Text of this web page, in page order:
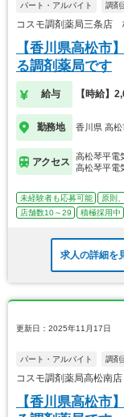
パート・アルバイト 調剤
コスモ調剤薬局三条店
【香川県高松市
る調剤薬局です
給与 【時給】
勤務地 香川県 高松
アクセス
高松琴平電
高松琴平電
未経験者も応募可能 原則
店舗数10～29
積極採用中
求人の詳細を
更新日：2025年11月17日
パート・アルバイト 調剤
コスモ調剤薬局高松南
【香川県高松市